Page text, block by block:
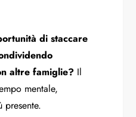
di staccare
altre famiglie? Il
mentale,
presente.